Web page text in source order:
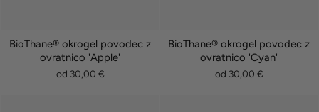
BioThane® okrogel povodec z
ovratnico 'Apple'
od 30,00 €
BioThane® okrogel povodec z
ovratnico 'Cyan'
od 30,00 €